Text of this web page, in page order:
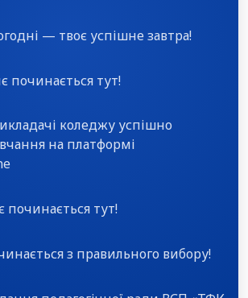
— твоє успішне завтра!
починається тут!
коледжу успішно
на платформі
починається тут!
з правильного вибору!